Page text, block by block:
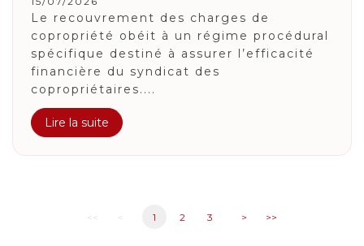
Le recouvrement des charges de
copropriété obéit à un régime procédural
spécifique destiné à assurer l’efficacité
financière du syndicat des
copropriétaires....
Lire la suite
1 2 3 > >>